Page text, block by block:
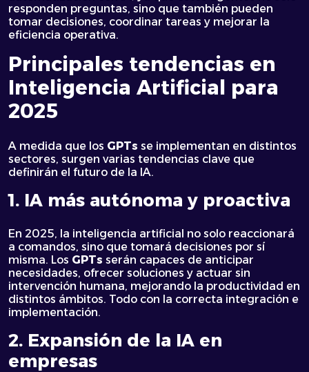
responden preguntas, sino que también pueden
tomar decisiones, coordinar tareas y mejorar la
eficiencia operativa.
Principales tendencias en
Inteligencia Artificial para
2025
A medida que los GPTs se implementan en distintos
sectores, surgen varias tendencias clave que
definirán el futuro de la IA.
1. IA más autónoma y proactiva
En 2025, la inteligencia artificial no solo reaccionará
a comandos, sino que tomará decisiones por sí
misma. Los GPTs serán capaces de anticipar
necesidades, ofrecer soluciones y actuar sin
intervención humana, mejorando la productividad en
distintos ámbitos. Todo con la correcta integración e
implementación.
2. Expansión de la IA en
empresas